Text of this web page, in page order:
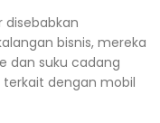
disebabkan
bisnis, mereka
dan suku cadang
dengan mobil